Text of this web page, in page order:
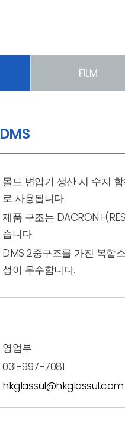
FILM
DMS
몰드 변압기 생산 시 수지
로 사용됩니다.
제품 구조는
습니다.
DMS 2중구조를 가진 복합
성이 우수합니다.
영업부
031-997-7081
hkglassul@hkglassul.com